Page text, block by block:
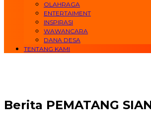
OLAHRAGA
ENTERTAIMENT
INSPIRASI
WAWANCARA
DANA DESA
TENTANG KAMI
Berita PEMATANG